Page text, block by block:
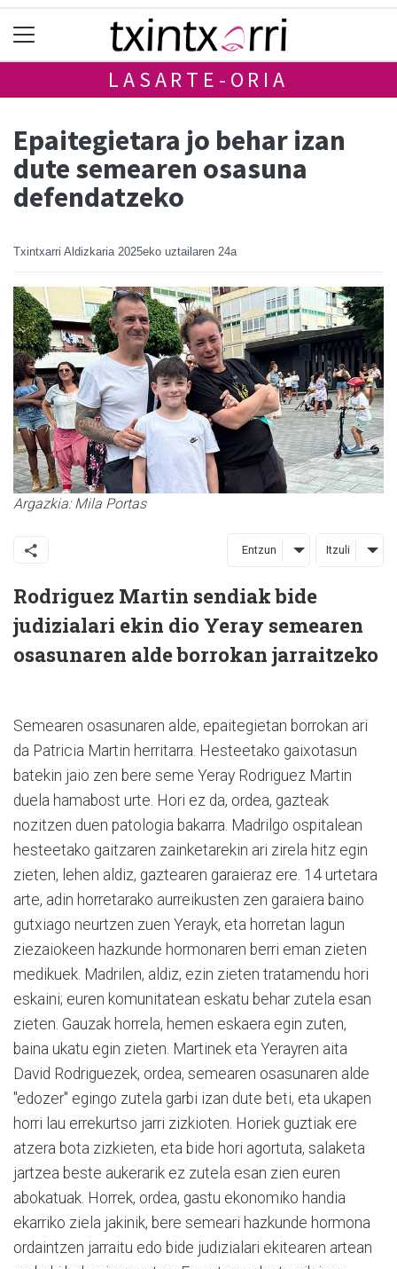
LASARTE-ORIA
Epaitegietara jo behar izan
dute semearen osasuna
defendatzeko
Txintxarri Aldizkaria 2025eko uztailaren 24a
Argazkia: Mila Portas
Entzun Itzuli
Rodriguez Martin sendiak bide
judizialari ekin dio Yeray semearen
osasunaren alde borrokan jarraitzeko
Semearen osasunaren alde, epaitegietan borrokan ari
da Patricia Martin herritarra. Hesteetako gaixotasun
batekin jaio zen bere seme Yeray Rodriguez Martin
duela hamabost urte. Hori ez da, ordea, gazteak
nozitzen duen patologia bakarra. Madrilgo ospitalean
hesteetako gaitzaren zainketarekin ari zirela hitz egin
zieten, lehen aldiz, gaztearen garaieraz ere. 14 urtetara
arte, adin horretarako aurreikusten zen garaiera baino
gutxiago neurtzen zuen Yerayk, eta horretan lagun
ziezaiokeen hazkunde hormonaren berri eman zieten
medikuek. Madrilen, aldiz, ezin zieten tratamendu hori
eskaini; euren komunitatean eskatu behar zutela esan
zieten. Gauzak horrela, hemen eskaera egin zuten,
baina ukatu egin zieten. Martinek eta Yerayren aita
David Rodriguezek, ordea, semearen osasunaren alde
"edozer" egingo zutela garbi izan dute beti, eta ukapen
horri lau errekurtso jarri zizkioten. Horiek guztiak ere
atzera bota zizkieten, eta bide hori agortuta, salaketa
jartzea beste aukerarik ez zutela esan zien euren
abokatuak. Horrek, ordea, gastu ekonomiko handia
ekarriko ziela jakinik, bere semeari hazkunde hormona
ordaintzen jarraitu edo bide judizialari ekitearen artean